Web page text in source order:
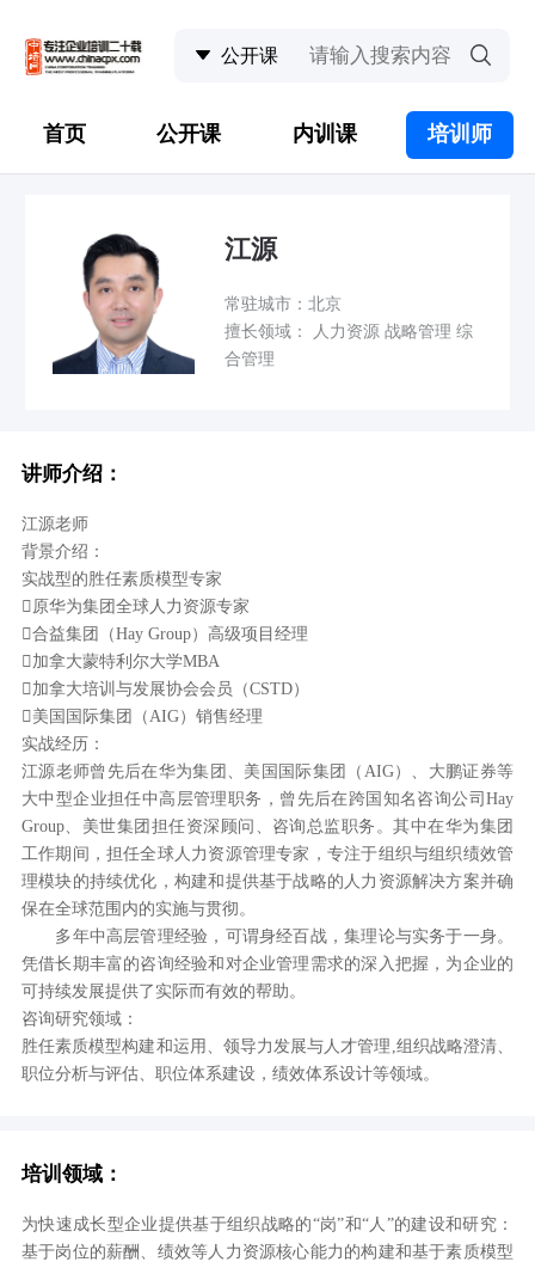
首页 公开课 内训课 培训师
江源
常驻城市：北京
擅长领域： 人力资源 战略管理 综
合管理
讲师介绍：
江源老师
背景介绍：
实战型的胜任素质模型专家
原华为集团全球人力资源专家
合益集团（Hay Group）高级项目经理
加拿大蒙特利尔大学MBA
加拿大培训与发展协会会员（CSTD）
美国国际集团（AIG）销售经理
实战经历：
江源老师曾先后在华为集团、美国国际集团（AIG）、大鹏证券等
大中型企业担任中高层管理职务，曾先后在跨国知名咨询公司Hay
Group、美世集团担任资深顾问、咨询总监职务。其中在华为集团
工作期间，担任全球人力资源管理专家，专注于组织与组织绩效管
理模块的持续优化，构建和提供基于战略的人力资源解决方案并确
保在全球范围内的实施与贯彻。
多年中高层管理经验，可谓身经百战，集理论与实务于一身。
凭借长期丰富的咨询经验和对企业管理需求的深入把握，为企业的
可持续发展提供了实际而有效的帮助。
咨询研究领域：
胜任素质模型构建和运用、领导力发展与人才管理,组织战略澄清、
职位分析与评估、职位体系建设，绩效体系设计等领域。
培训领域：
为快速成长型企业提供基于组织战略的“岗”和“人”的建设和研究：
基于岗位的薪酬、绩效等人力资源核心能力的构建和基于素质模型